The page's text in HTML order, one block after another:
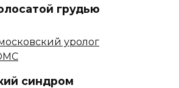
грудью
синдром